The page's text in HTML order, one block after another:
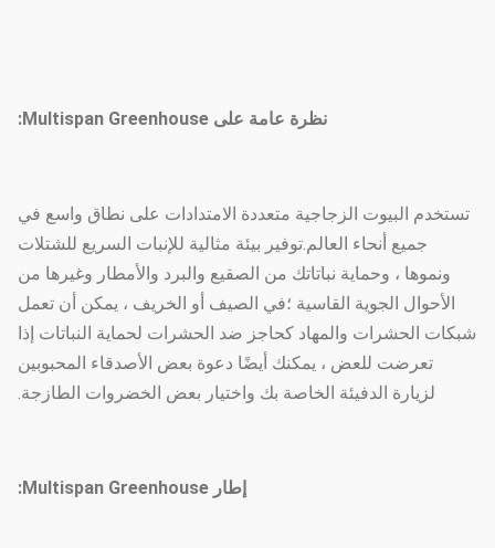
نظرة عامة على Multispan Greenhouse:
تستخدم البيوت الزجاجية متعددة الامتدادات على نطاق واسع في
جميع أنحاء العالم.توفير بيئة مثالية للإنبات السريع للشتلات
ونموها ، وحماية نباتاتك من الصقيع والبرد والأمطار وغيرها من
الأحوال الجوية القاسية ؛في الصيف أو الخريف ، يمكن أن تعمل
شبكات الحشرات والمهاد كحاجز ضد الحشرات لحماية النباتات إذا
تعرضت للعض ، يمكنك أيضًا دعوة بعض الأصدقاء المحبوبين
لزيارة الدفيئة الخاصة بك واختيار بعض الخضروات الطازجة.
إطار Multispan Greenhouse: